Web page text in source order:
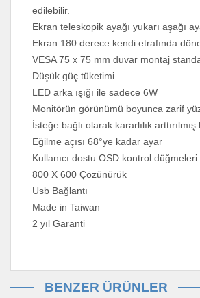
edilebilir.
Ekran teleskopik ayağı yukarı aşağı
Ekran 180 derece kendi etrafında
VESA 75 x 75 mm duvar montaj
Düşük güç tüketimi
LED arka ışığı ile sadece 6W
Monitörün görünümü boyunca zarif
İsteğe bağlı olarak kararlılık
Eğilme açısı 68°ye kadar ayar
Kullanıcı dostu OSD kontrol düğmeleri
800 X 600 Çözünürük
Usb Bağlantı
Made in Taiwan
2 yıl Garanti
BENZER ÜRÜNLER